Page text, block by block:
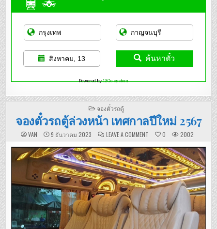
สิงหาคม, 13 ค้นหาตั๋ว
Powered by12Go system
POSTED
IN
จองตั๋วรถตู้
จองตั๋วรถตู้ล่วงหน้า เทศกาลปีใหม่ 2567
VAN 9 ธันวาคม 2023 LEAVE A COMMENTON
จอง
ตั๋ว
รถ
ตู้
ล่วง
หน้า
เทศกาล
ปี
ใหม่
2567
0 2002